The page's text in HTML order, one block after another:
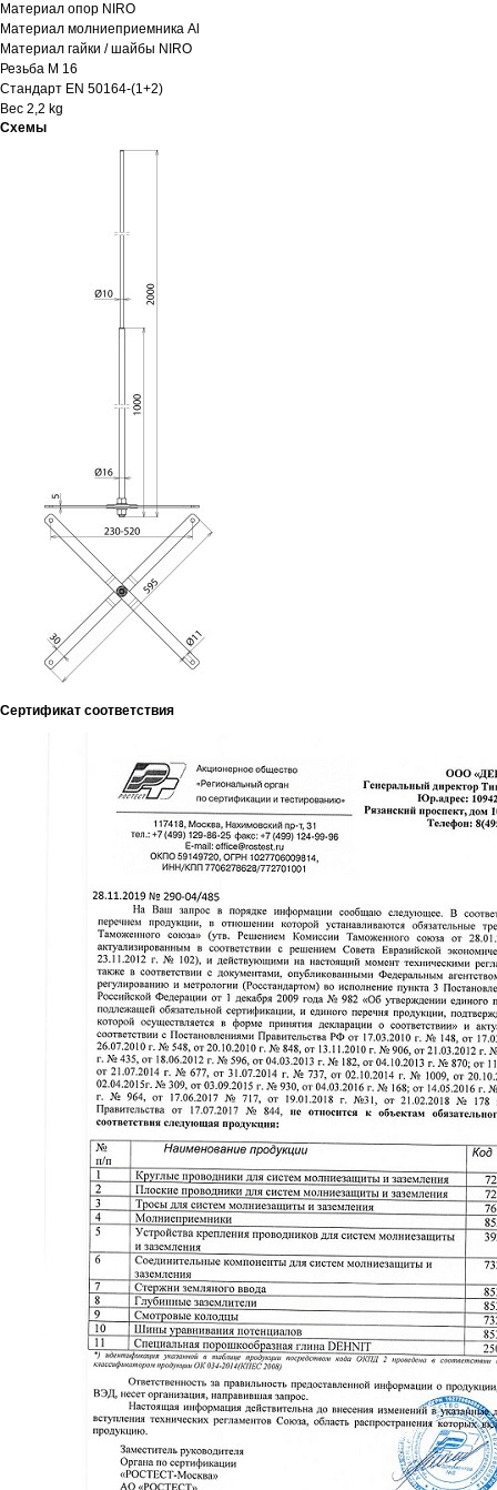
Материал опор NIRO
Материал молниеприемника Al
Материал гайки / шайбы NIRO
Резьба M 16
Стандарт EN 50164-(1+2)
Вес 2,2 kg
Схемы
Сертификат соответствия